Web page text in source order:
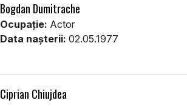
Bogdan Dumitrache
Ocupație: Actor
Data nașterii: 02.05.1977
Ciprian Chiujdea